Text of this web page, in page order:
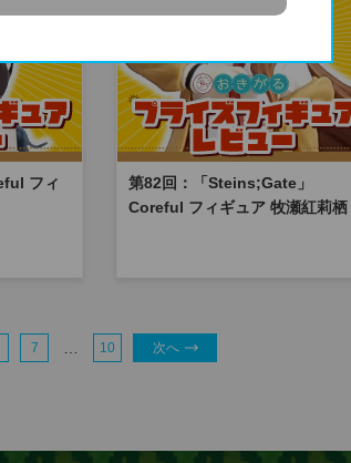
フィ
第82回：「Steins;Gate」
Coreful フィギュア 牧瀬紅莉栖
7 10 次へ